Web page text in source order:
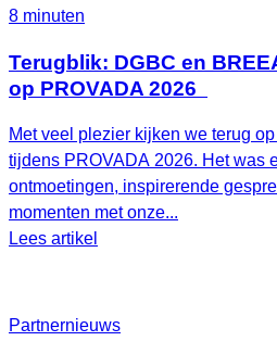
8 minuten
Terugblik: DGBC en
op PROVADA 2026
Met veel plezier kijken we terug
tijdens PROVADA 2026. Het was
ontmoetingen, inspirerende
momenten met onze...
Lees artikel
Partnernieuws